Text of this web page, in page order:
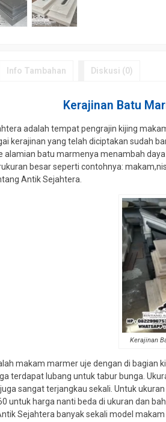
Info Tambahan Diskusi (0)
Kerajinan Batu
adalah tempat pengrajin kijing
kerajinan yang telah diciptakan sudah
alamian batu marmenya menambah
besar seperti contohnya:
Antik Sejahtera.
Kerajinan
makam marmer uje dengan di bagian
terdapat lubang untuk tabur bunga.
sangat terjangkau sekali. Untuk
untuk harga nanti beda di ukuran dan
Sejahtera banyak sekali model